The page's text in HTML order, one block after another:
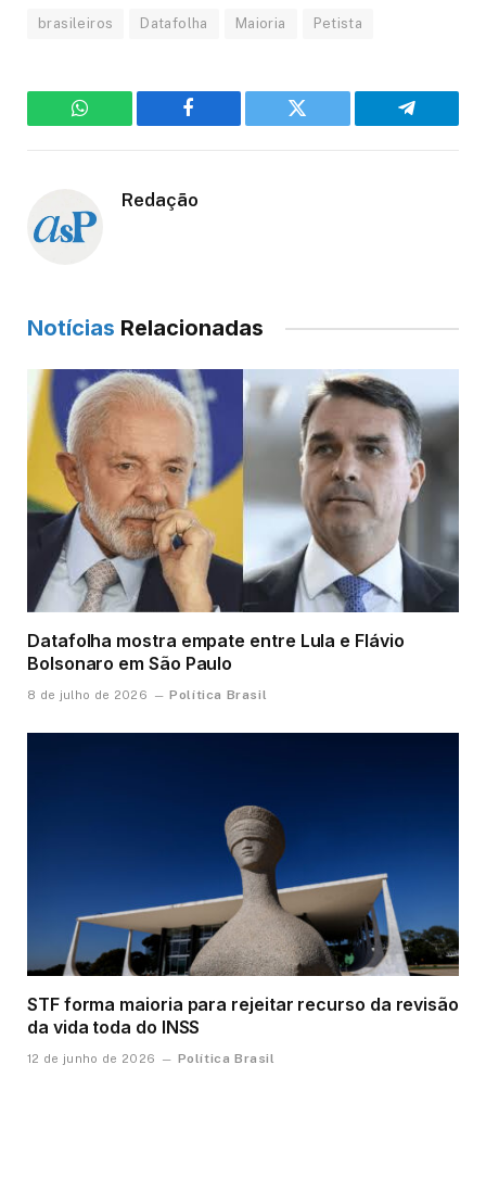
brasileiros Datafolha Maioria Petista
WhatsApp Facebook Twitter Telegram
Redação
Notícias Relacionadas
Datafolha mostra empate entre Lula e Flávio
Bolsonaro em São Paulo
8 de julho de 2026 Política Brasil
STF forma maioria para rejeitar recurso da revisão
da vida toda do INSS
12 de junho de 2026 Política Brasil